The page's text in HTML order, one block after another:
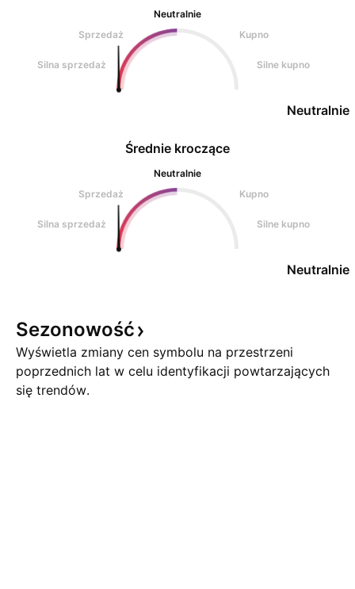
Neutralnie
Sprzedaż
Kupno
Silna sprzedaż Silne kupno
Neutralnie
Średnie kroczące
Neutralnie
Sprzedaż
Kupno
Silna sprzedaż Silne kupno
Neutralnie
Sezonowość
Wyświetla zmiany cen symbolu na przestrzeni
poprzednich lat w celu identyfikacji powtarzających
się trendów.